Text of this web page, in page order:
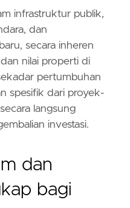
infrastruktur publik,
dan
secara inheren
nilai properti di
pertumbuhan
spesifik dari proyek-
langsung
investasi.
dan
bagi